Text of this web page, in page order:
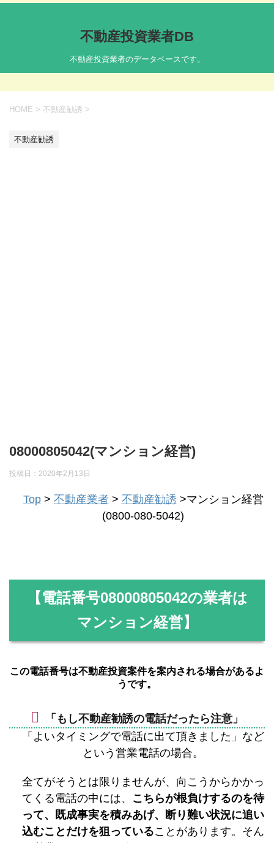
不動産投資業者DB
不動産投資業者のデータベースです。
HOME > 不動産勧誘 >
不動産勧誘
08000805042(マンション経営)
投稿日： 2020年2月13日
Top> 不動産業者> 不動産勧誘 >マンション経営
(0800-080-5042)
【電話番号08000805042の業者は
マンション経営】
この電話番号は不動産投資案件を案内される場合があるよ
うです。
「もし不動産勧誘の電話だったら注意」
「よいタイミングで電話に出て頂きました」など
という営業電話の場合。
全てがそうとは限りませんが、向こうからかかっ
てくる電話の中には、 こちらが根負けするのを待
って、既成事実を積みあげ、断り難い状況に追い
込むことだけを狙っていることがあります。そん